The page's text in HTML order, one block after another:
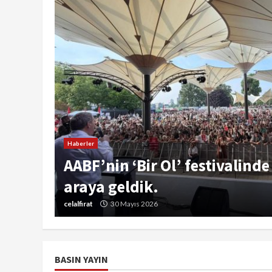
Haberler
AABF’nin ‘Bir Ol’
araya geldik.
celalfirat 30 Mayıs 2026
BASIN YAYIN